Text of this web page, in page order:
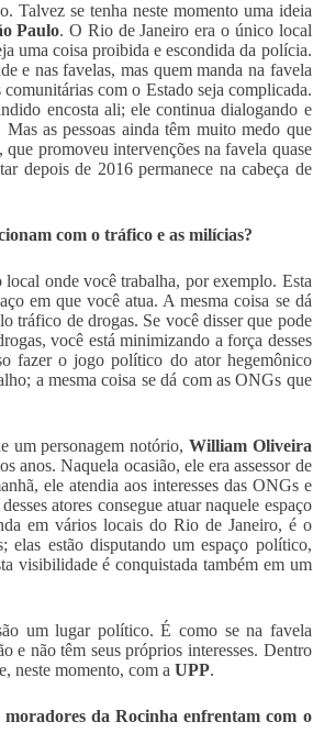
Talvez se tenha neste momento uma ideia
Paulo. O Rio de Janeiro era o único local
uma coisa proibida e escondida da polícia.
e nas favelas, mas quem manda na favela
com o Estado seja complicada.
encosta ali; ele continua dialogando e
as pessoas ainda têm muito medo que
, que promoveu intervenções na favela quase
depois de 2016 permanece na cabeça de
com o tráfico e as milícias?
onde você trabalha, por exemplo. Esta
em que você atua. A mesma coisa se dá
tráfico de drogas. Se você disser que pode
você está minimizando a força desses
fazer o jogo político do ator hegemônico
a mesma coisa se dá com as ONGs que
um personagem notório, William Oliveira
anos. Naquela ocasião, ele era assessor de
ele atendia aos interesses das ONGs e
atores consegue atuar naquele espaço
em vários locais do Rio de Janeiro, é o
estão disputando um espaço político,
visibilidade é conquistada também em um
um lugar político. É como se na favela
e não têm seus próprios interesses. Dentro
neste momento, com a UPP.
da Rocinha enfrentam com o